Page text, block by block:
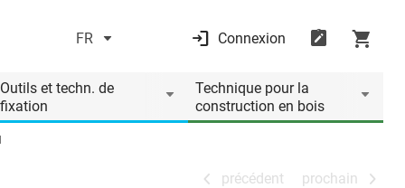
FR Connexion
Outils et techn. de
fixation
Technique pour la
construction en bois
précédent prochain
précédent prochain